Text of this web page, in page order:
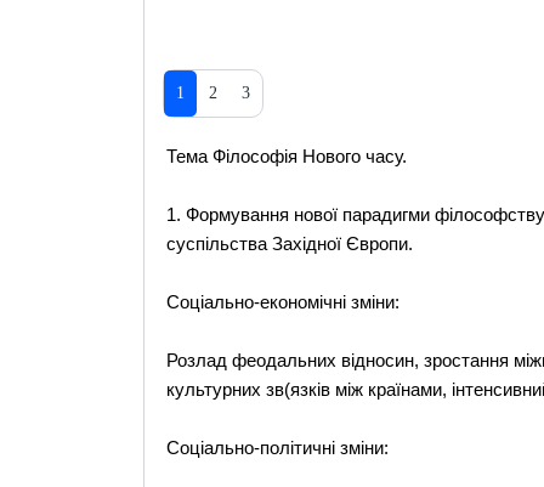
1 2 3
Тема Філософія Нового часу.
1. Формування нової парадигми
суспільства Західної Європи.
Соціально-економічні зміни:
Розлад феодальних відносин, зростання
культурних зв(язків між країнами,
Соціально-політичні зміни: